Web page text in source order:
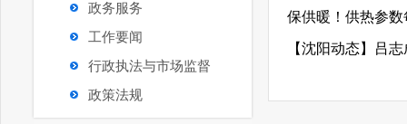
政务服务
工作要闻
行政执法与市场监督
政策法规
保供暖！供热参